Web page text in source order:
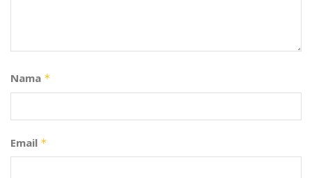
Nama *
Email *